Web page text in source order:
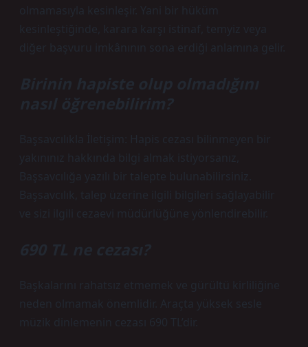
olmamasıyla kesinleşir. Yani bir hüküm
kesinleştiğinde, karara karşı istinaf, temyiz veya
diğer başvuru imkânının sona erdiği anlamına gelir.
Birinin hapiste olup olmadığını
nasıl öğrenebilirim?
Başsavcılıkla İletişim: Hapis cezası bilinmeyen bir
yakınınız hakkında bilgi almak istiyorsanız,
Başsavcılığa yazılı bir talepte bulunabilirsiniz.
Başsavcılık, talep üzerine ilgili bilgileri sağlayabilir
ve sizi ilgili cezaevi müdürlüğüne yönlendirebilir.
690 TL ne cezası?
Başkalarını rahatsız etmemek ve gürültü kirliliğine
neden olmamak önemlidir. Araçta yüksek sesle
müzik dinlemenin cezası 690 TL’dir.